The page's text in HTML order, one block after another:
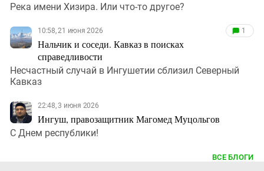
Река имени Хизира. Или что-то другое?
10:58, 21 июня 2026
Нальчик и соседи. Кавказ в поисках
справедливости
1
Несчастный случай в Ингушетии сблизил Северный
Кавказ
22:48, 3 июня 2026
Ингуш, правозащитник Магомед Муцольгов
С Днем республики!
ВСЕ БЛОГИ